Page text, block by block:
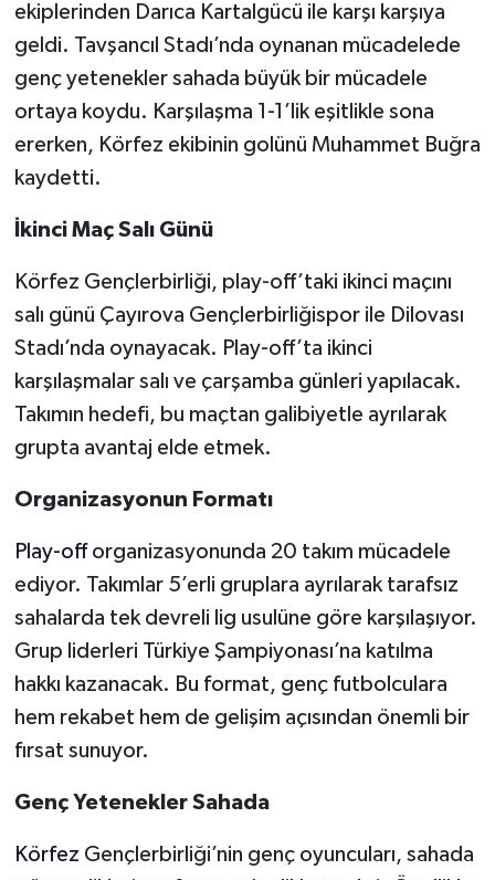
ekiplerinden Darıca Kartalgücü ile karşı karşıya
geldi. Tavşancıl Stadı’nda oynanan mücadelede
genç yetenekler sahada büyük bir mücadele
ortaya koydu. Karşılaşma 1-1’lik eşitlikle sona
ererken, Körfez ekibinin golünü Muhammet Buğra
kaydetti.
İkinci Maç Salı Günü
Körfez Gençlerbirliği, play-off’taki ikinci maçını
salı günü Çayırova Gençlerbirliğispor ile Dilovası
Stadı’nda oynayacak. Play-off’ta ikinci
karşılaşmalar salı ve çarşamba günleri yapılacak.
Takımın hedefi, bu maçtan galibiyetle ayrılarak
grupta avantaj elde etmek.
Organizasyonun Formatı
Play-offorganizasyonunda 20 takım mücadele
ediyor. Takımlar 5’erli gruplara ayrılarak tarafsız
sahalarda tek devreli lig usulüne göre karşılaşıyor.
Grup liderleri Türkiye Şampiyonası’na katılma
hakkı kazanacak. Bu format, genç futbolculara
hem rekabet hem de gelişim açısından önemli bir
fırsat sunuyor.
Genç Yetenekler Sahada
Körfez Gençlerbirliği’nin genç oyuncuları, sahada